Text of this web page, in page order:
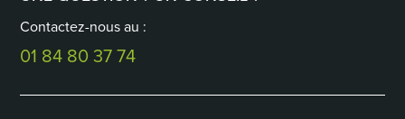
Contactez-nous au :
01 84 80 37 74